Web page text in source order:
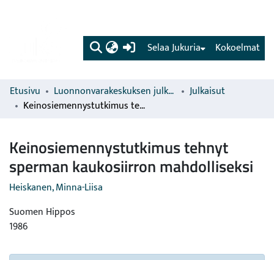
(current) Kokoelmat
Selaa Jukuria
Etusivu Luonnonvarakeskuksen julkaisut
Julkaisut
Keinosiemennystutkimus tehnyt sperman kaukosiirron mahdolliseksi
Keinosiemennystutkimus tehnyt
sperman kaukosiirron mahdolliseksi
Heiskanen, Minna-Liisa
Suomen Hippos
1986